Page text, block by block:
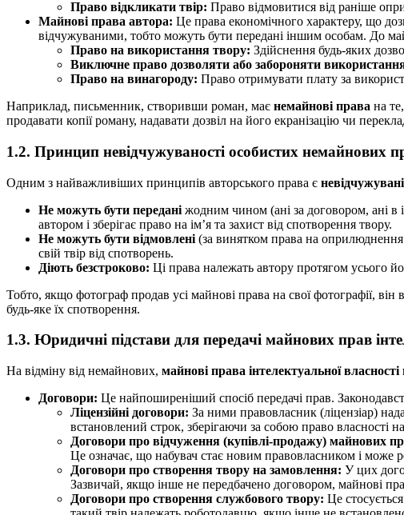
Право відкликати твір: Право відмовитися від раніше
Майнові права автора: Це права економічного характеру, що
відчужуваними, тобто можуть бути передані іншим особам. До
Право на використання твору: Здійснення будь-яких
Виключне право дозволяти або забороняти
Право на винагороду: Право отримувати плату за
Наприклад, письменник, створивши роман, має немайнові права на
продавати копії роману, надавати дозвіл на його екранізацію чи
1.2. Принцип невідчужуваності особистих немайнових
Одним з найважливіших принципів авторського права є
Не можуть бути передані жодним чином (ані за договором, ані в
автором і зберігає право на ім’я та захист від спотворення твору.
Не можуть бути відмовлені (за винятком права на
свій твір від спотворень.
Діють безстроково: Ці права належать автору протягом усього
Тобто, якщо фотограф продав усі майнові права на свої фотографії,
будь-яке їх спотворення.
1.3. Юридичні підстави для передачі майнових прав
На відміну від немайнових, майнові права інтелектуальної
Договори: Це найпоширеніший спосіб передачі прав.
Ліцензійні договори: За ними правовласник (ліцензіар)
встановлений строк, зберігаючи за собою право власності
Договори про відчуження (купівлі-продажу) майнових
Це означає, що набувач стає новим правовласником і може
Договори про створення твору на замовлення: У цих
Зазвичай, якщо інше не передбачено договором, майнові
Договори про створення службового твору: Це